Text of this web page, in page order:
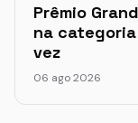
Prêmio
na categoria
vez
06 ago 2026